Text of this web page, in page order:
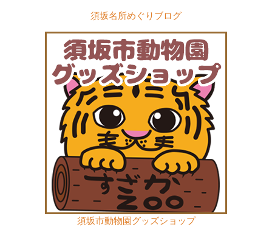
須坂名所めぐりブログ
須坂市動物園グッズショップ